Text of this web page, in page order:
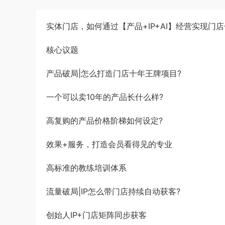
实体门店，如何通过【产品+IP+AI】经营实现门店
核心议题
产品破局|怎么打造门店十年王牌项目?
一个可以卖10年的产品长什么样?
高复购的产品价格阶梯如何设定?
效果+服务，打造会员看得见的专业
高标准的教练培训体系
流量破局|IP怎么带门店持续自动获客?
创始人IP+门店矩阵同步获客